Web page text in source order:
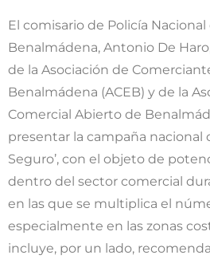
El comisario de Policía
Benalmádena, Antonio De
de la Asociación de
Benalmádena (ACEB) y de la
Comercial Abierto de
presentar la campaña nacional
Seguro’, con el objeto de
dentro del sector comercial
en las que se multiplica el
especialmente en las zonas
incluye, por un lado,